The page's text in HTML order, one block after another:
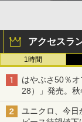
アクセスラ
1時間
はやぶさ50％
28）」発売。
ユニクロ、今